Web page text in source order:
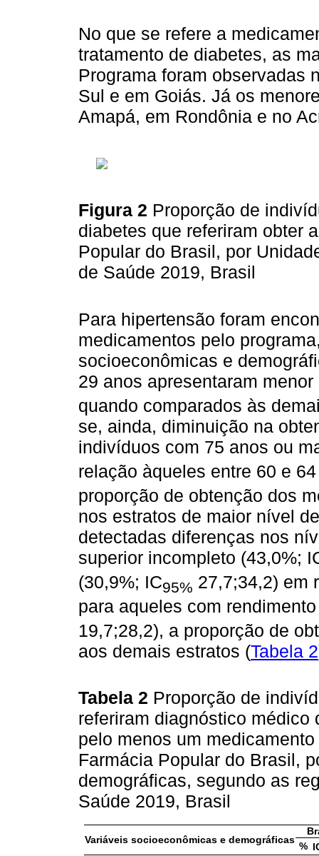
No que se refere a
tratamento de diabetes, as
Programa foram observadas
Sul e em Goiás. Já os
Amapá, em Rondônia e no
Figura 2 Proporção de
diabetes que referiram obter
Popular do Brasil, por
de Saúde 2019, Brasil
Para hipertensão foram
medicamentos pelo
socioeconômicas e
29 anos apresentaram
quando comparados às
se, ainda, diminuição na
indivíduos com 75 anos ou
relação àqueles entre 60 e
proporção de obtenção dos
nos estratos de maior nível
detectadas diferenças nos
superior incompleto (43,0%;
(30,9%; IC95% 27,7;34,2) em
para aqueles com
19,7;28,2), a proporção de
aos demais estratos (Tabela 2
Tabela 2 Proporção de
referiram diagnóstico médico
pelo menos um
Farmácia Popular do Brasil,
demográficas, segundo as
Saúde 2019, Brasil
Variáveis socioeconômicas e demográficas
%